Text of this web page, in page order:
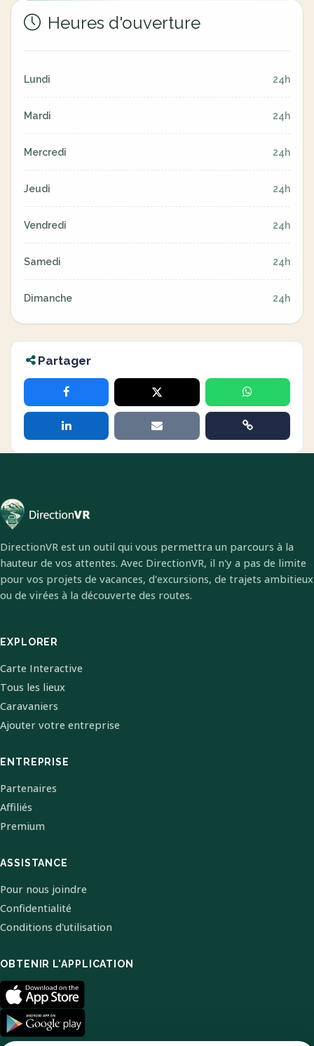
Heures d'ouverture
Lundi 24h
Mardi 24h
Mercredi 24h
Jeudi 24h
Vendredi 24h
Samedi 24h
Dimanche 24h
Partager
DirectionVR est un outil qui vous permettra un parcours à la
hauteur de vos attentes. Avec DirectionVR, il n'y a pas de limite
pour vos projets de vacances, d'excursions, de trajets ambitieux
ou de virées à la découverte des routes.
EXPLORER
Carte Interactive
Tous les lieux
Caravaniers
Ajouter votre entreprise
ENTREPRISE
Partenaires
Affiliés
Premium
ASSISTANCE
Pour nous joindre
Confidentialité
Conditions d'utilisation
OBTENIR L'APPLICATION